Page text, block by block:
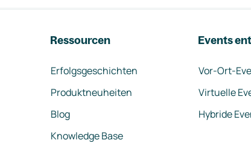
Ressourcen
Erfolgsgeschichten
Produktneuheiten
Blog
Knowledge Base
Events
Vor-Ort-
Virtuelle
Hybride